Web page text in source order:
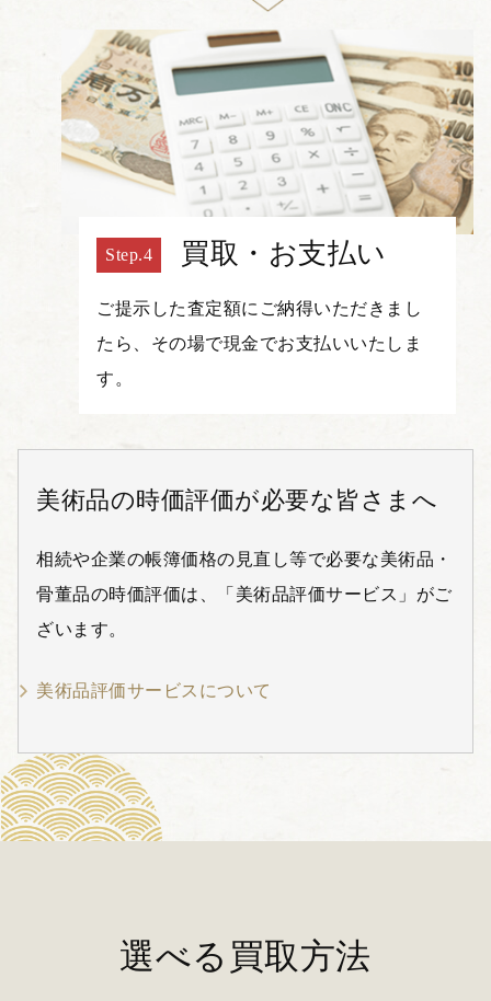
買取・お支払い
ご提示した査定額にご納得いただきまし
たら、その場で現金でお支払いいたしま
す。
美術品の時価評価が必要な皆さまへ
相続や企業の帳簿価格の見直し等で必要な美術品・
骨董品の時価評価は、「美術品評価サービス」がご
ざいます。
美術品評価サービスについて
選べる買取方法